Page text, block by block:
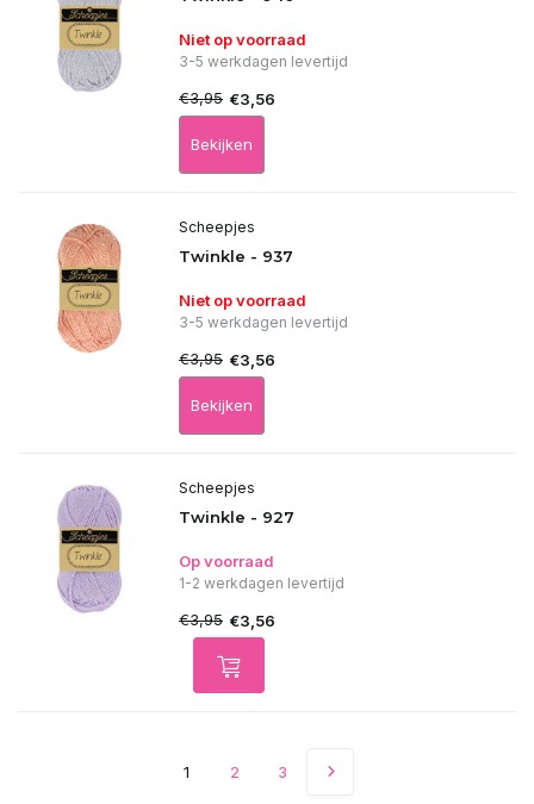
Niet op voorraad
3-5 werkdagen levertijd
€3,95 €3,56
Bekijken
Scheepjes
Twinkle - 937
Niet op voorraad
3-5 werkdagen levertijd
€3,95 €3,56
Bekijken
Scheepjes
Twinkle - 927
Op voorraad
1-2 werkdagen levertijd
€3,95 €3,56
1 2 3